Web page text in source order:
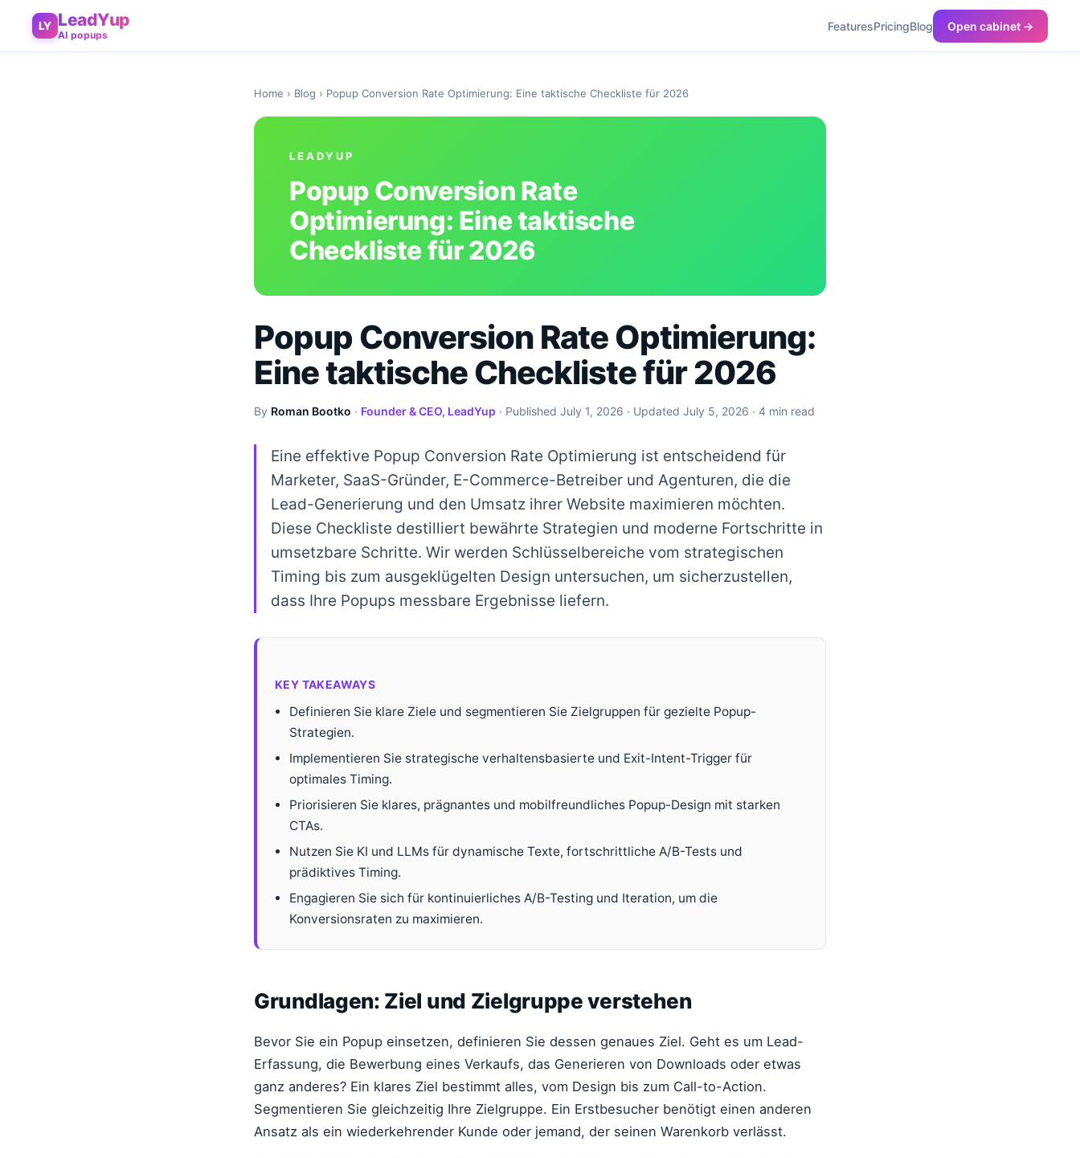
LY LeadYup
AI popups
FeaturesPricingBlog Open cabinet →
Home › Blog › Popup Conversion Rate Optimierung: Eine taktische Checkliste für 2026
LEADYUP
Popup Conversion Rate
Optimierung: Eine taktische
Checkliste für 2026
Popup Conversion Rate Optimierung:
Eine taktische Checkliste für 2026
By Roman Bootko · Founder & CEO, LeadYup · Published July 1, 2026 · Updated July 5, 2026 · 4 min read
Eine effektive Popup Conversion Rate Optimierung ist entscheidend für
Marketer, SaaS-Gründer, E-Commerce-Betreiber und Agenturen, die die
Lead-Generierung und den Umsatz ihrer Website maximieren möchten.
Diese Checkliste destilliert bewährte Strategien und moderne Fortschritte in
umsetzbare Schritte. Wir werden Schlüsselbereiche vom strategischen
Timing bis zum ausgeklügelten Design untersuchen, um sicherzustellen,
dass Ihre Popups messbare Ergebnisse liefern.
KEY TAKEAWAYS
Definieren Sie klare Ziele und segmentieren Sie Zielgruppen für gezielte Popup-
Strategien.
Implementieren Sie strategische verhaltensbasierte und Exit-Intent-Trigger für
optimales Timing.
Priorisieren Sie klares, prägnantes und mobilfreundliches Popup-Design mit starken
CTAs.
Nutzen Sie KI und LLMs für dynamische Texte, fortschrittliche A/B-Tests und
prädiktives Timing.
Engagieren Sie sich für kontinuierliches A/B-Testing und Iteration, um die
Konversionsraten zu maximieren.
Grundlagen: Ziel und Zielgruppe verstehen
Bevor Sie ein Popup einsetzen, definieren Sie dessen genaues Ziel. Geht es um Lead-
Erfassung, die Bewerbung eines Verkaufs, das Generieren von Downloads oder etwas
ganz anderes? Ein klares Ziel bestimmt alles, vom Design bis zum Call-to-Action.
Segmentieren Sie gleichzeitig Ihre Zielgruppe. Ein Erstbesucher benötigt einen anderen
Ansatz als ein wiederkehrender Kunde oder jemand, der seinen Warenkorb verlässt.